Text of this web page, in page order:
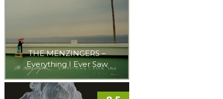
THE MENZINGERS –
Everything I Ever Saw